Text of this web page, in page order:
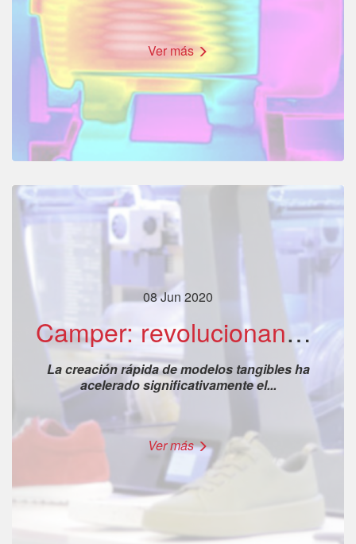
Ver más
08 Jun 2020
Camper: revolucionando el diseño de calzado a través de la impresión 3D
La creación rápida de modelos tangibles ha
acelerado significativamente el...
Ver más